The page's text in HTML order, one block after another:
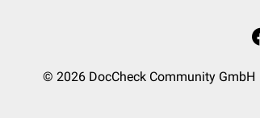
© 2026 DocCheck Community GmbH